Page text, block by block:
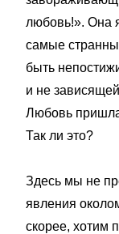
любовь!». Она
самые
быть
и не
Любовь
Так ли это?
Здесь мы не
явления
скорее, хотим